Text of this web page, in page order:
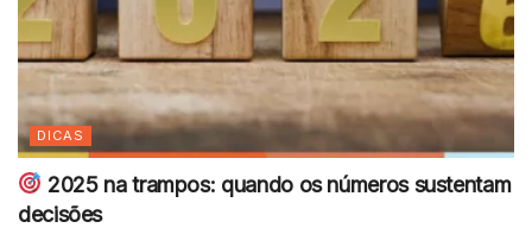
DICAS
2025 na trampos: quando os números sustentam
decisões